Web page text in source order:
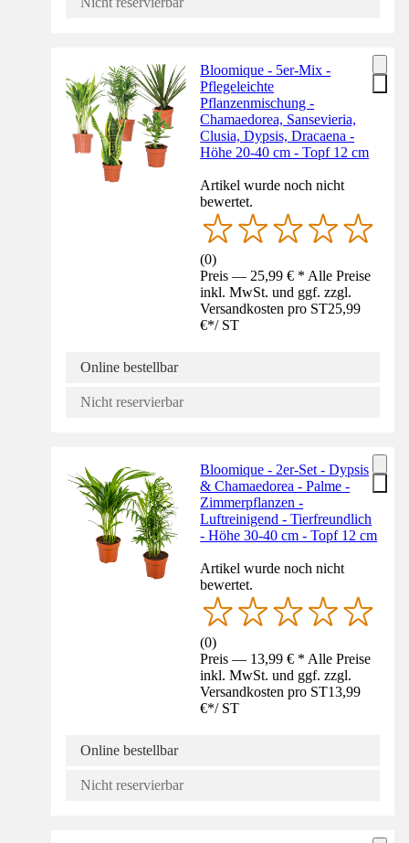
Bloomique - 5er-Mix -
Pflegeleichte
Pflanzenmischung -
Chamaedorea, Sansevieria,
Clusia, Dypsis, Dracaena -
Höhe 20-40 cm - Topf 12 cm
Artikel wurde noch nicht
bewertet.
(0)
Preis — 25,99 € * Alle Preise
inkl. MwSt. und ggf. zzgl.
Versandkosten pro ST25,99
€*/ ST
Online bestellbar
Nicht reservierbar
Bloomique - 2er-Set - Dypsis
& Chamaedorea - Palme -
Zimmerpflanzen -
Luftreinigend - Tierfreundlich
- Höhe 30-40 cm - Topf 12 cm
Artikel wurde noch nicht
bewertet.
(0)
Preis — 13,99 € * Alle Preise
inkl. MwSt. und ggf. zzgl.
Versandkosten pro ST13,99
€*/ ST
Online bestellbar
Nicht reservierbar